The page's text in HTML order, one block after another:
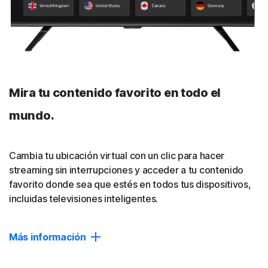
Bloqueador de rastreadores
Ayuda a bloquear a los anunciantes para que no te
rastreen y reduce así la cantidad de anuncios molestos
que te siguen en línea.
Una auditoría externa realizada por VerSprite ha verificado
que no rastreamos, registramos ni guardamos tus
actividades en línea. Lee nuestra
Cerrar
Mira tu contenido favorito en todo el
mundo.
Cambia tu ubicación virtual con un clic para hacer
streaming sin interrupciones y acceder a tu contenido
favorito donde sea que estés en todos tus dispositivos,
incluidas televisiones inteligentes.
Más información